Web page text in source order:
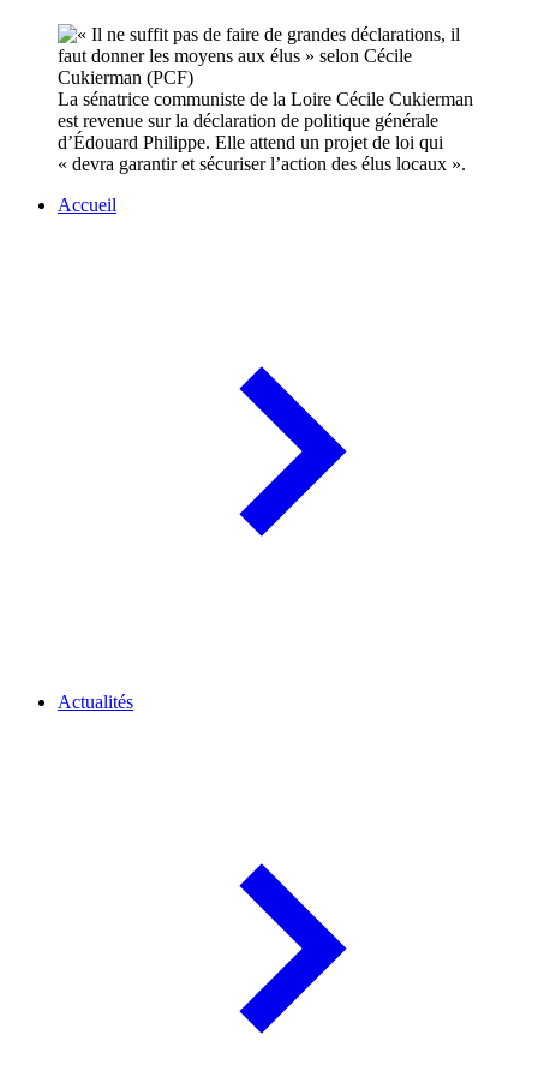
La sénatrice communiste de la Loire Cécile Cukierman
est revenue sur la déclaration de politique générale
d’Édouard Philippe. Elle attend un projet de loi qui
« devra garantir et sécuriser l’action des élus locaux ».
Accueil
Actualités